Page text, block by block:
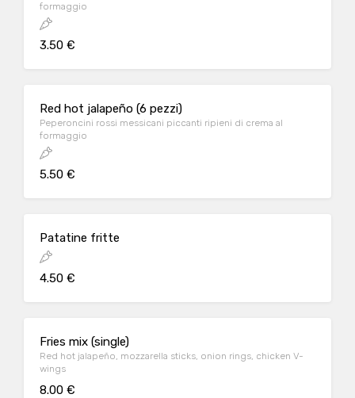
formaggio
3.50 €
Red hot jalapeño (6 pezzi)
Peperoncini rossi messicani piccanti ripieni di crema al
formaggio
5.50 €
Patatine fritte
4.50 €
Fries mix (single)
Red hot jalapeño, mozzarella sticks, onion rings, chicken V-
wings
8.00 €